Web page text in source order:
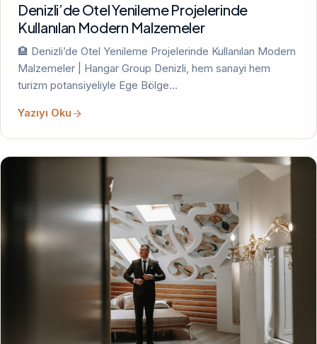
Denizli’de Otel Yenileme Projelerinde
Kullanılan Modern Malzemeler
🏨 Denizli’de Otel Yenileme Projelerinde Kullanılan Modern
Malzemeler | Hangar Group Denizli, hem sanayi hem
turizm potansiyeliyle Ege Bölge…
Yazıyı Oku